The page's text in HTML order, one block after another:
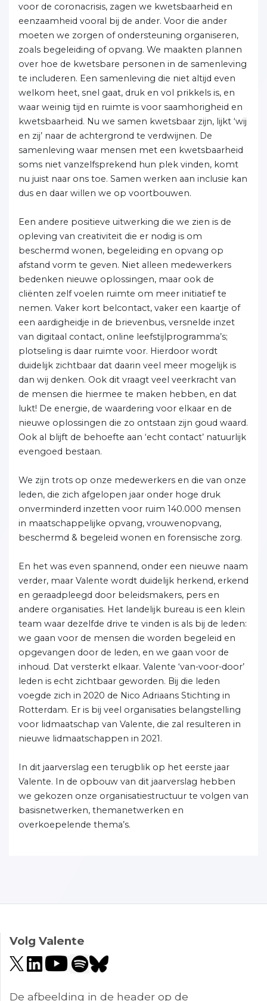
voor de coronacrisis, zagen we kwetsbaarheid en
eenzaamheid vooral bij de ander. Voor die ander
moeten we zorgen of ondersteuning organiseren,
zoals begeleiding of opvang. We maakten plannen
over hoe de kwetsbare personen in de samenleving
te includeren. Een samenleving die niet altijd even
welkom heet, snel gaat, druk en vol prikkels is, en
waar weinig tijd en ruimte is voor saamhorigheid en
kwetsbaarheid. Nu we samen kwetsbaar zijn, lijkt ‘wij
en zij’ naar de achtergrond te verdwijnen. De
samenleving waar mensen met een kwetsbaarheid
soms niet vanzelfsprekend hun plek vinden, komt
nu juist naar ons toe. Samen werken aan inclusie kan
dus en daar willen we op voortbouwen.
Een andere positieve uitwerking die we zien is de
opleving van creativiteit die er nodig is om
beschermd wonen, begeleiding en opvang op
afstand vorm te geven. Niet alleen medewerkers
bedenken nieuwe oplossingen, maar ook de
cliënten zelf voelen ruimte om meer initiatief te
nemen. Vaker kort belcontact, vaker een kaartje of
een aardigheidje in de brievenbus, versnelde inzet
van digitaal contact, online leefstijlprogramma’s;
plotseling is daar ruimte voor. Hierdoor wordt
duidelijk zichtbaar dat daarin veel meer mogelijk is
dan wij denken. Ook dit vraagt veel veerkracht van
de mensen die hiermee te maken hebben, en dat
lukt! De energie, de waardering voor elkaar en de
nieuwe oplossingen die zo ontstaan zijn goud waard.
Ook al blijft de behoefte aan ‘echt contact’ natuurlijk
evengoed bestaan.
We zijn trots op onze medewerkers en die van onze
leden, die zich afgelopen jaar onder hoge druk
onverminderd inzetten voor ruim 140.000 mensen
in maatschappelijke opvang, vrouwenopvang,
beschermd & begeleid wonen en forensische zorg.
En het was even spannend, onder een nieuwe naam
verder, maar Valente wordt duidelijk herkend, erkend
en geraadpleegd door beleidsmakers, pers en
andere organisaties. Het landelijk bureau is een klein
team waar dezelfde drive te vinden is als bij de leden:
we gaan voor de mensen die worden begeleid en
opgevangen door de leden, en we gaan voor de
inhoud. Dat versterkt elkaar. Valente ‘van-voor-door’
leden is echt zichtbaar geworden. Bij die leden
voegde zich in 2020 de Nico Adriaans Stichting in
Rotterdam. Er is bij veel organisaties belangstelling
voor lidmaatschap van Valente, die zal resulteren in
nieuwe lidmaatschappen in 2021.
In dit jaarverslag een terugblik op het eerste jaar
Valente. In de opbouw van dit jaarverslag hebben
we gekozen onze organisatiestructuur te volgen van
basisnetwerken, themanetwerken en
overkoepelende thema’s.
Volg Valente
De afbeelding in de header op de